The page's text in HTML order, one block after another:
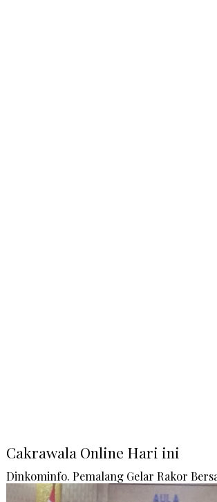
Cakrawala Online Hari ini
Dinkominfo. Pemalang Gelar Rakor